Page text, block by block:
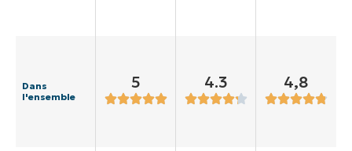
Dans
l'ensemble
5 4.3 4,8